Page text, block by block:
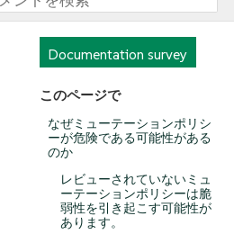
Documentation survey
このページで
なぜミューテーションポリシ
ーが危険である可能性がある
のか
レビューされていないミュ
ーテーションポリシーは脆
弱性を引き起こす可能性が
あります。